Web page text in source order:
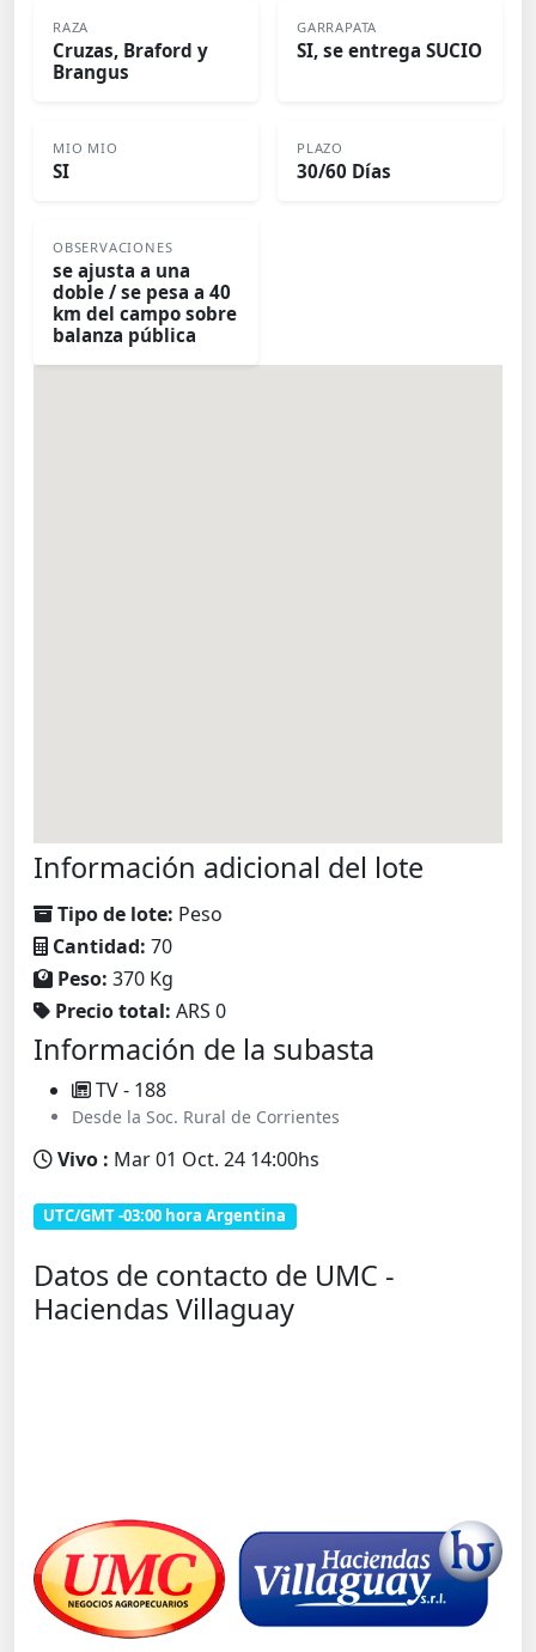
RAZA
Cruzas, Braford y
Brangus
GARRAPATA
SI, se entrega SUCIO
MIO MIO
SI
PLAZO
30/60 Días
OBSERVACIONES
se ajusta a una
doble / se pesa a 40
km del campo sobre
balanza pública
Información adicional del lote
Tipo de lote: Peso
Cantidad: 70
Peso: 370 Kg
Precio total: ARS 0
Información de la subasta
TV - 188
Desde la Soc. Rural de Corrientes
Vivo : Mar 01 Oct. 24 14:00hs
UTC/GMT -03:00 hora Argentina
Datos de contacto de UMC -
Haciendas Villaguay